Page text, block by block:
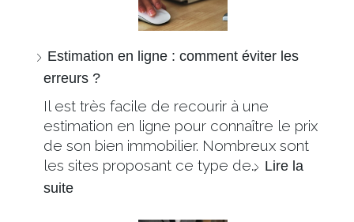
Estimation en ligne : comment éviter les
erreurs ?
Il est très facile de recourir à une
estimation en ligne pour connaître le prix
de son bien immobilier. Nombreux sont
les sites proposant ce type de… Lire la
suite